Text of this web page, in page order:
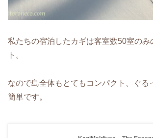
私たちの宿泊したカギは客室数50室のみ
ト。
なので島全体もとてもコンパクト、ぐる
簡単です。